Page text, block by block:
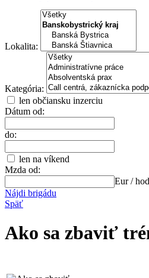
Lokalita:
Kategória:
len občiansku inzerciu
Dátum od:
do:
len na víkend
Mzda od:
Eur /
Nájdi brigádu
Späť
Ako sa zbaviť